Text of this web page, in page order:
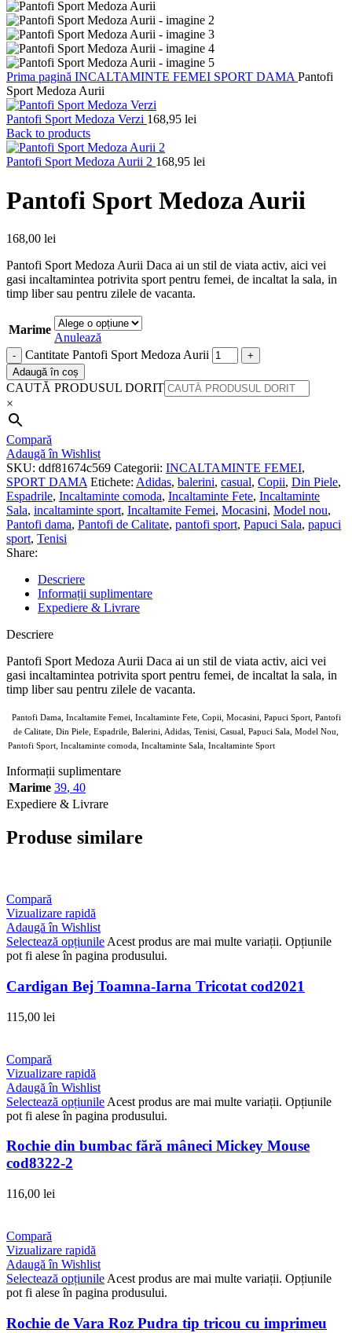
Prima pagină INCALTAMINTE FEMEI SPORT DAMAPantofi
Sport Medoza Aurii
Pantofi Sport Medoza Verzi 168,95 lei
Back to products
Pantofi Sport Medoza Aurii 2 168,95 lei
Pantofi Sport Medoza Aurii
168,00 lei
Pantofi Sport Medoza Aurii Daca ai un stil de viata activ, aici vei
gasi incaltamintea potrivita sport pentru femei, de incaltat la sala, in
timp liber sau pentru zilele de vacanta.
Marime
Anulează
Cantitate Pantofi Sport Medoza Aurii
Adaugă în coș
CAUTĂ PRODUSUL DORIT
×
Compară
Adaugă în Wishlist
SKU: ddf81674c569 Categorii: INCALTAMINTE FEMEI,
SPORT DAMA Etichete: Adidas, balerini, casual, Copii, Din Piele,
Espadrile, Incaltaminte comoda, Incaltaminte Fete, Incaltaminte
Sala, incaltaminte sport, Incaltamite Femei, Mocasini, Model nou,
Pantofi dama, Pantofi de Calitate, pantofi sport, Papuci Sala, papuci
sport, Tenisi
Share:
Descriere
Informații suplimentare
Expediere & Livrare
Descriere
Pantofi Sport Medoza Aurii Daca ai un stil de viata activ, aici vei
gasi incaltamintea potrivita sport pentru femei, de incaltat la sala, in
timp liber sau pentru zilele de vacanta.
Pantofi Dama, Incaltamite Femei, Incaltaminte Fete, Copii, Mocasini, Papuci Sport, Pantofi
de Calitate, Din Piele, Espadrile, Balerini, Adidas, Tenisi, Casual, Papuci Sala, Model Nou,
Pantofi Sport, Incaltaminte comoda, Incaltaminte Sala, Incaltaminte Sport
Informații suplimentare
Marime 39, 40
Expediere & Livrare
Produse similare
Compară
Vizualizare rapidă
Adaugă în Wishlist
Selectează opțiunile Acest produs are mai multe variații. Opțiunile
pot fi alese în pagina produsului.
Cardigan Bej Toamna-Iarna Tricotat cod2021
115,00 lei
Compară
Vizualizare rapidă
Adaugă în Wishlist
Selectează opțiunile Acest produs are mai multe variații. Opțiunile
pot fi alese în pagina produsului.
Rochie din bumbac fără mâneci Mickey Mouse
cod8322-2
116,00 lei
Compară
Vizualizare rapidă
Adaugă în Wishlist
Selectează opțiunile Acest produs are mai multe variații. Opțiunile
pot fi alese în pagina produsului.
Rochie de Vara Roz Pudra tip tricou cu imprimeu